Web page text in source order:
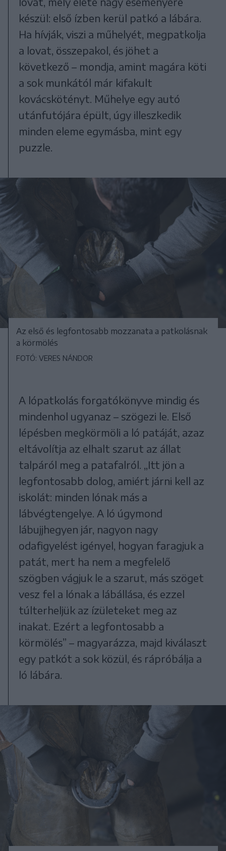
készül: első ízben kerül patkó a lábára.
Ha hívják, viszi a műhelyét, megpatkolja
a lovat, összepakol, és jöhet a
következő – mondja, amint magára köti
a sok munkától már kifakult
kovácskötényt. Műhelye egy autó
utánfutójára épült, úgy illeszkedik
minden eleme egymásba, mint egy
puzzle.
Az első és legfontosabb mozzanata a patkolásnak
a körmölés
FOTÓ: VERES NÁNDOR
A lópatkolás forgatókönyve mindig és
mindenhol ugyanaz – szögezi le. Első
lépésben megkörmöli a ló patáját, azaz
eltávolítja az elhalt szarut az állat
talpáról meg a patafalról. „Itt jön a
legfontosabb dolog, amiért járni kell az
iskolát: minden lónak más a
lábvégtengelye. A ló úgymond
lábujjhegyen jár, nagyon nagy
odafigyelést igényel, hogyan faragjuk a
patát, mert ha nem a megfelelő
szögben vágjuk le a szarut, más szöget
vesz fel a lónak a lábállása, és ezzel
túlterheljük az ízületeket meg az
inakat. Ezért a legfontosabb a
körmölés” – magyarázza, majd kiválaszt
egy patkót a sok közül, és rápróbálja a
ló lábára.